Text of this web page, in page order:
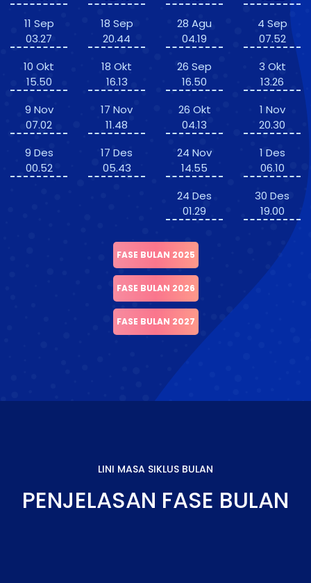
11 Sep
03.27
10 Okt
15.50
9 Nov
07.02
9 Des
00.52
18 Sep
20.44
18 Okt
16.13
17 Nov
11.48
17 Des
05.43
28 Agu
04.19
26 Sep
16.50
26 Okt
04.13
24 Nov
14.55
24 Des
01.29
4 Sep
07.52
3 Okt
13.26
1 Nov
20.30
1 Des
06.10
30 Des
19.00
FASE BULAN 2025
FASE BULAN 2026
FASE BULAN 2027
LINI MASA SIKLUS BULAN
PENJELASAN FASE BULAN